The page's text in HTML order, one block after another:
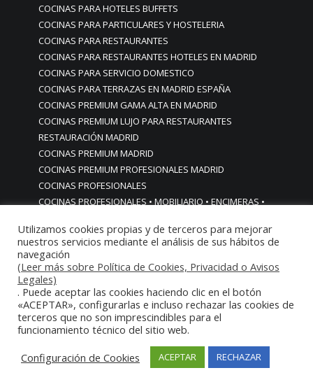
COCINAS PARA HOTELES BUFFETS
COCINAS PARA PARTICULARES Y HOSTELERIA
COCINAS PARA RESTAURANTES
COCINAS PARA RESTAURANTES HOTELES EN MADRID
COCINAS PARA SERVICIO DOMESTICO
COCINAS PARA TERRAZAS EN MADRID ESPAÑA
COCINAS PREMIUM GAMA ALTA EN MADRID
COCINAS PREMIUM LUJO PARA RESTAURANTES
RESTAURACIÓN MADRID
COCINAS PREMIUM MADRID
COCINAS PREMIUM PROFESIONALES MADRID
COCINAS PROFESIONALES
COCINAS PROFESIONALES • MOBILIARIO • ENCIMERAS •
DECORATIVOS ACERO INOXIDABLE
COCINAS PROFESIONALES A MEDIDA PERSONALIZADAS PARA
PARTICULARES
COCINAS PROFESIONALES ACERO INOXIDABLE
COCINAS PROFESIONALES HORECA
COCINAS PROFESIONALES HOSTELERÍA MADRID
Cocinas profesionales industriales monoblock a medida
Cocinas profesionales industriales monoblock a medida
Utilizamos cookies propias y de terceros para mejorar
nuestros servicios mediante el análisis de sus hábitos de
navegación
(Leer más sobre Política de Cookies, Privacidad o Avisos
Legales)
. Puede aceptar las cookies haciendo clic en el botón
«ACEPTAR», configurarlas e incluso rechazar las cookies de
terceros que no son imprescindibles para el
funcionamiento técnico del sitio web.
Configuración de Cookies
ACEPTAR RECHAZAR